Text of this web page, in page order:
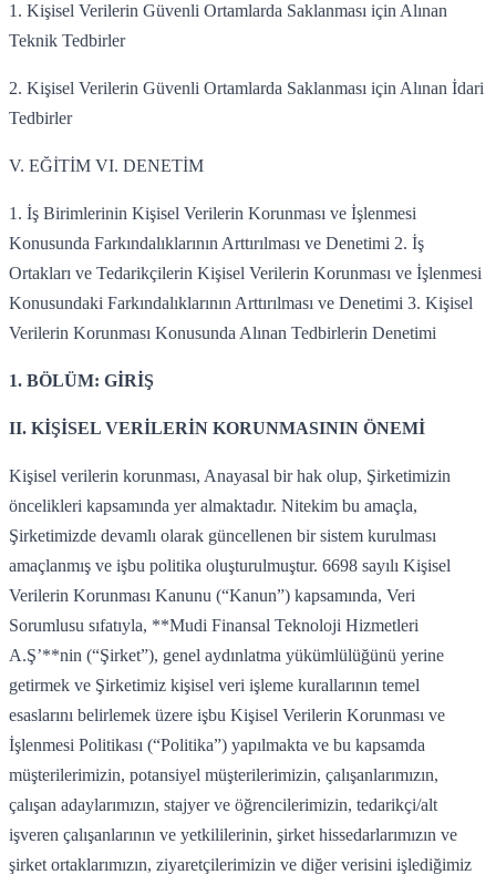
1. Kişisel Verilerin Güvenli Ortamlarda Saklanması için Alınan
Teknik Tedbirler
2. Kişisel Verilerin Güvenli Ortamlarda Saklanması için Alınan İdari
Tedbirler
V. EĞİTİM VI. DENETİM
1. İş Birimlerinin Kişisel Verilerin Korunması ve İşlenmesi
Konusunda Farkındalıklarının Arttırılması ve Denetimi 2. İş
Ortakları ve Tedarikçilerin Kişisel Verilerin Korunması ve İşlenmesi
Konusundaki Farkındalıklarının Arttırılması ve Denetimi 3. Kişisel
Verilerin Korunması Konusunda Alınan Tedbirlerin Denetimi
1. BÖLÜM: GİRİŞ
II. KİŞİSEL VERİLERİN KORUNMASININ ÖNEMİ
Kişisel verilerin korunması, Anayasal bir hak olup, Şirketimizin
öncelikleri kapsamında yer almaktadır. Nitekim bu amaçla,
Şirketimizde devamlı olarak güncellenen bir sistem kurulması
amaçlanmış ve işbu politika oluşturulmuştur. 6698 sayılı Kişisel
Verilerin Korunması Kanunu (“Kanun”) kapsamında, Veri
Sorumlusu sıfatıyla, **Mudi Finansal Teknoloji Hizmetleri
A.Ş’**nin (“Şirket”), genel aydınlatma yükümlülüğünü yerine
getirmek ve Şirketimiz kişisel veri işleme kurallarının temel
esaslarını belirlemek üzere işbu Kişisel Verilerin Korunması ve
İşlenmesi Politikası (“Politika”) yapılmakta ve bu kapsamda
müşterilerimizin, potansiyel müşterilerimizin, çalışanlarımızın,
çalışan adaylarımızın, stajyer ve öğrencilerimizin, tedarikçi/alt
işveren çalışanlarının ve yetkililerinin, şirket hissedarlarımızın ve
şirket ortaklarımızın, ziyaretçilerimizin ve diğer verisini işlediğimiz